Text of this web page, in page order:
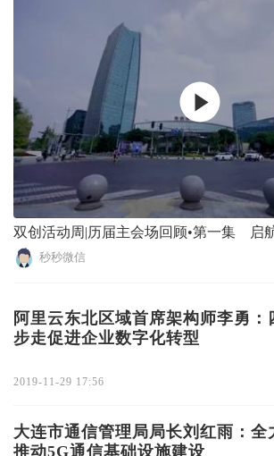
双创活动周|历届主会场回顾•第一集 启
秒秒微信
阿里云东北区域首席架构师李勇：
步走促进企业数字化转型
2019-11-29 17:56
大连市通信管理局局长刘红雨：全
推动5G通信基础设施建设